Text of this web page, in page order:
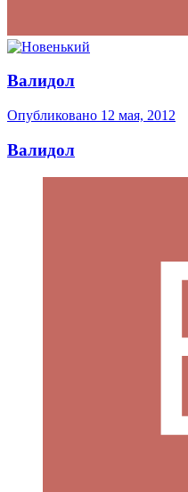
Валидол
Опубликовано 12 мая, 2012
Валидол